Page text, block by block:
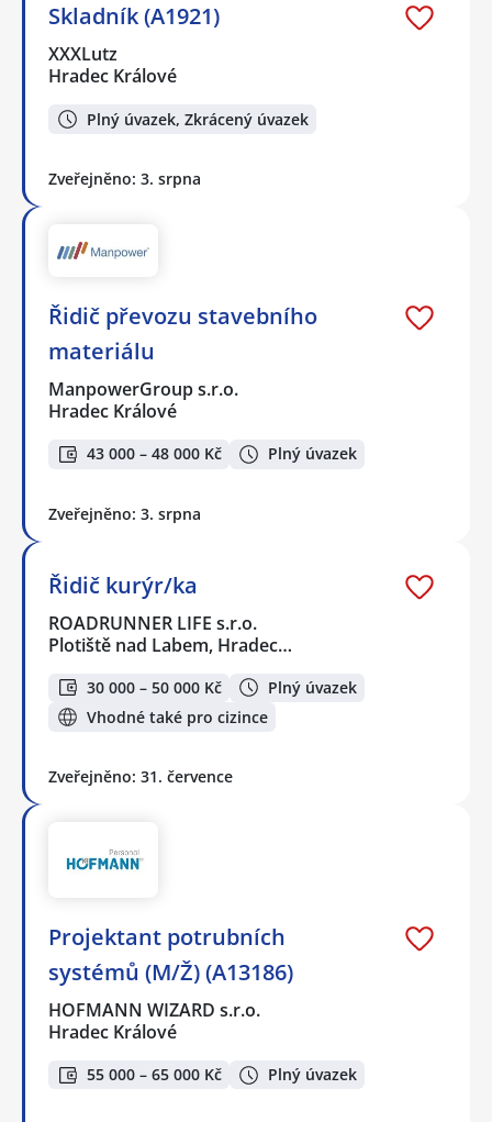
Skladník (A1921)
XXXLutz
Hradec Králové
Plný úvazek, Zkrácený úvazek
Zveřejněno: 3. srpna
Řidič převozu stavebního
materiálu
ManpowerGroup s.r.o.
Hradec Králové
43 000 – 48 000 Kč Plný úvazek
Zveřejněno: 3. srpna
Řidič kurýr/ka
ROADRUNNER LIFE s.r.o.
Plotiště nad Labem, Hradec…
30 000 – 50 000 Kč
Plný úvazek
Vhodné také pro cizince
Zveřejněno: 31. července
Projektant potrubních
systémů (M/Ž) (A13186)
HOFMANN WIZARD s.r.o.
Hradec Králové
55 000 – 65 000 Kč Plný úvazek